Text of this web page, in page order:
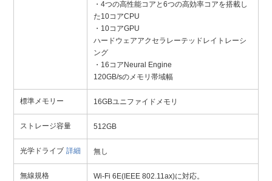
・4つの高性能コアと6つの高効率コアを搭載し
た10コアCPU
・10コアGPU
ハードウェアアクセラレーテッドレイトレーシ
ング
・16コアNeural Engine
120GB/sのメモリ帯域幅
標準メモリー 16GBユニファイドメモリ
ストレージ容量 512GB
光学ドライブ 詳細 無し
無線規格
Wi-Fi 6E(IEEE 802.11ax)に対応。